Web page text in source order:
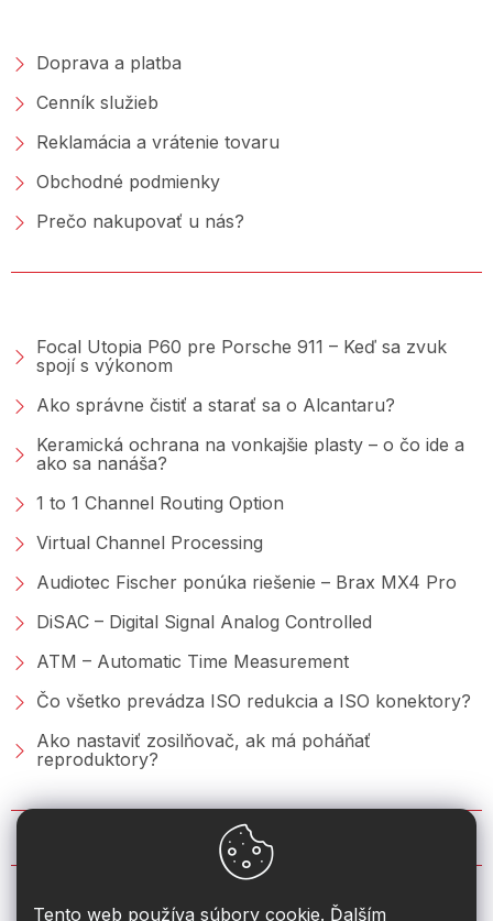
Tento web používa súbory cookie. Ďalším
Doprava a platba
Cenník služieb
Reklamácia a vrátenie tovaru
Obchodné podmienky
Prečo nakupovať u nás?
Focal Utopia P60 pre Porsche 911 – Keď sa zvuk
spojí s výkonom
Ako správne čistiť a starať sa o Alcantaru?
Keramická ochrana na vonkajšie plasty – o čo ide a
ako sa nanáša?
1 to 1 Channel Routing Option
Virtual Channel Processing
Audiotec Fischer ponúka riešenie – Brax MX4 Pro
DiSAC – Digital Signal Analog Controlled
ATM – Automatic Time Measurement
Čo všetko prevádza ISO redukcia a ISO konektory?
Ako nastaviť zosilňovač, ak má poháňať
reproduktory?
KONTAKT
info@2din.sk